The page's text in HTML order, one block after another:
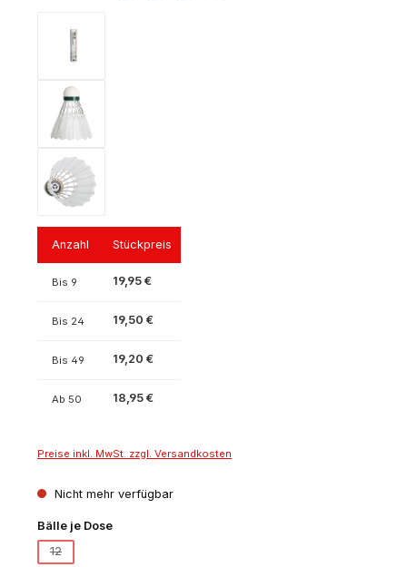
Anzahl Stückpreis
Bis 9 19,95 €
Bis 24 19,50 €
Bis 49 19,20 €
Ab 50 18,95 €
Preise inkl. MwSt. zzgl. Versandkosten
Nicht mehr verfügbar
Bälle je Doseauswählen
12
(Diese Option ist zurzeit nicht verfügbar.)